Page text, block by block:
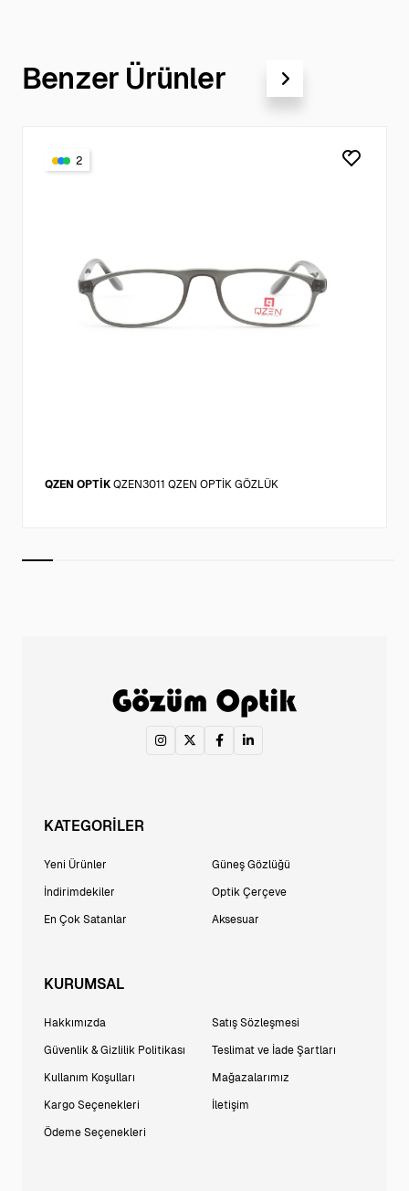
Benzer Ürünler
2
QZEN OPTİK QZEN3011 QZEN OPTİK GÖZLÜK
KATEGORİLER
Yeni Ürünler
İndirimdekiler
En Çok Satanlar
Güneş Gözlüğü
Optik Çerçeve
Aksesuar
KURUMSAL
Hakkımızda
Güvenlik & Gizlilik Politikası
Kullanım Koşulları
Kargo Seçenekleri
Ödeme Seçenekleri
Satış Sözleşmesi
Teslimat ve İade Şartları
Mağazalarımız
İletişim